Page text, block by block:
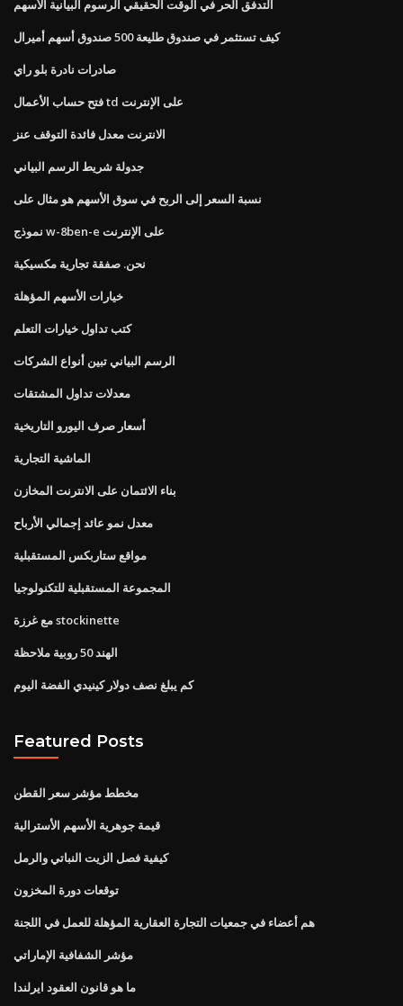
التدفق الحر في الوقت الحقيقي الرسوم البيانية الأسهم
كيف تستثمر في صندوق طليعة 500 صندوق أسهم أميرال
صادرات نادرة بلو راي
فتح حساب الأعمال td على الإنترنت
الانترنت معدل فائدة التوقف عنز
جدولة شريط الرسم البياني
نسبة السعر إلى الربح في سوق الأسهم هو مثال على
نموذج w-8ben-e على الإنترنت
نحن. صفقة تجارية مكسيكية
خيارات الأسهم المؤهلة
كتب تداول خيارات التعلم
الرسم البياني تبين أنواع الشركات
معدلات تداول المشتقات
أسعار صرف اليورو التاريخية
الماشية التجارية
بناء الائتمان على الانترنت المخازن
معدل نمو عائد إجمالي الأرباح
مواقع ستاربكس المستقبلية
المجموعة المستقبلية للتكنولوجيا
مع غرزة stockinette
الهند 50 روبية ملاحظة
كم يبلغ نصف دولار كينيدي الفضة اليوم
Featured Posts
مخطط مؤشر سعر القطن
قيمة جوهرية الأسهم الأسترالية
كيفية فصل الزيت النباتي والرمل
توقعات دورة المخزون
هم أعضاء في جمعيات التجارة العقارية المؤهلة للعمل في اللجنة
مؤشر الشفافية الإماراتي
ما هو قانون العقود ايرلندا